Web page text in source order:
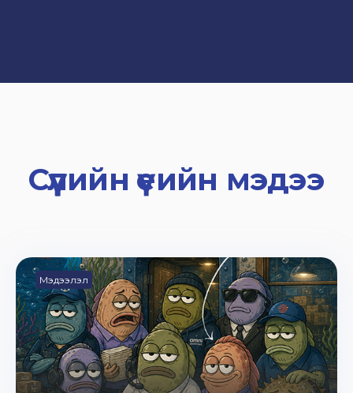
Сүүлийн үеийн мэдээ
Мэдээлэл